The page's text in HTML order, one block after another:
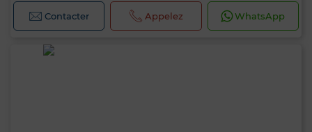
Contacter Appelez WhatsApp